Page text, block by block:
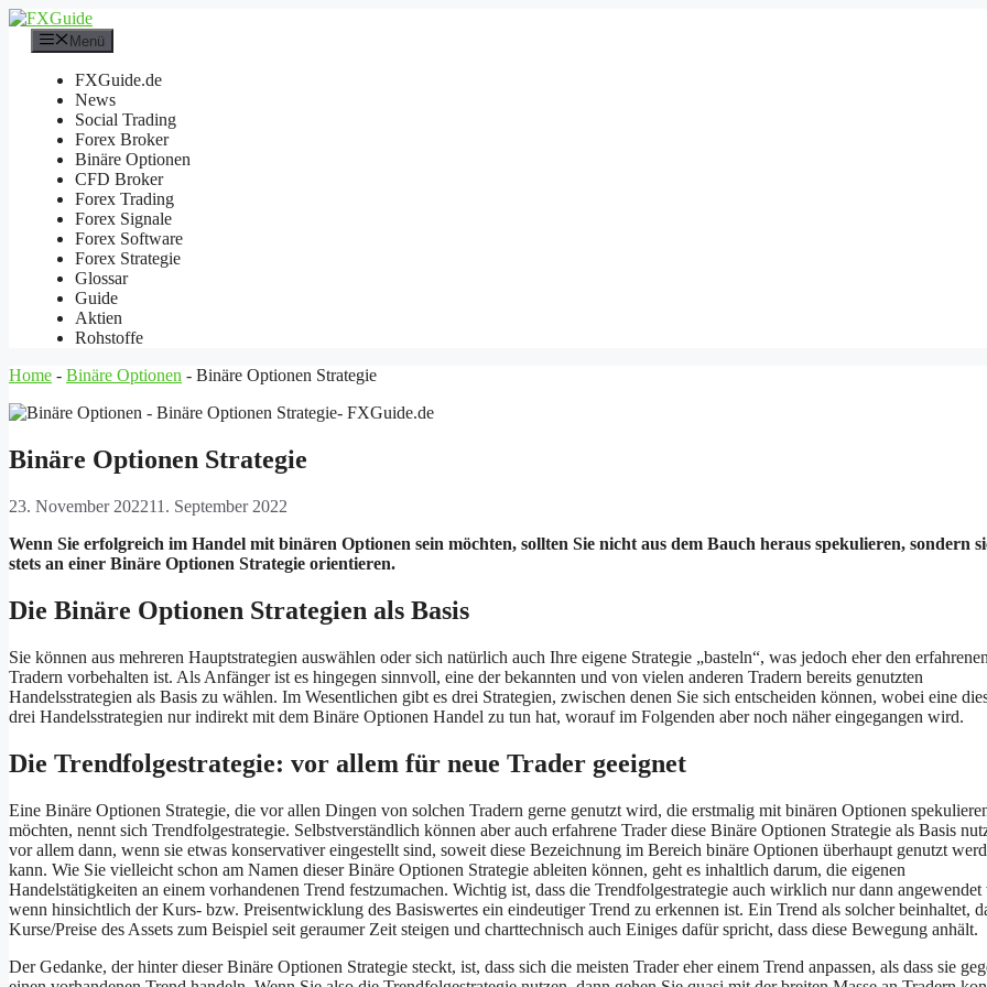
Zum
Inhalt
springen
Menü
FXGuide.de
News
Social Trading
Forex Broker
Binäre Optionen
CFD Broker
Forex Trading
Forex Signale
Forex Software
Forex Strategie
Glossar
Guide
Aktien
Rohstoffe
Home - Binäre Optionen - Binäre Optionen Strategie
Binäre Optionen Strategie
23. November 202211. September 2022
Wenn Sie erfolgreich im Handel mit binären Optionen sein möchten, sollten Sie nicht aus dem Bauch heraus spekulieren, sondern
stets an einer Binäre Optionen Strategie orientieren.
Die Binäre Optionen Strategien als Basis
Sie können aus mehreren Hauptstrategien auswählen oder sich natürlich auch Ihre eigene Strategie „basteln“, was jedoch eher den erfahrenen
Tradern vorbehalten ist. Als Anfänger ist es hingegen sinnvoll, eine der bekannten und von vielen anderen Tradern bereits genutzten
Handelsstrategien als Basis zu wählen. Im Wesentlichen gibt es drei Strategien, zwischen denen Sie sich entscheiden können, wobei eine
drei Handelsstrategien nur indirekt mit dem Binäre Optionen Handel zu tun hat, worauf im Folgenden aber noch näher eingegangen wird.
Die Trendfolgestrategie: vor allem für neue Trader geeignet
Eine Binäre Optionen Strategie, die vor allen Dingen von solchen Tradern gerne genutzt wird, die erstmalig mit binären Optionen
möchten, nennt sich Trendfolgestrategie. Selbstverständlich können aber auch erfahrene Trader diese Binäre Optionen Strategie als Basis
vor allem dann, wenn sie etwas konservativer eingestellt sind, soweit diese Bezeichnung im Bereich binäre Optionen überhaupt genutzt
kann. Wie Sie vielleicht schon am Namen dieser Binäre Optionen Strategie ableiten können, geht es inhaltlich darum, die eigenen
Handelstätigkeiten an einem vorhandenen Trend festzumachen. Wichtig ist, dass die Trendfolgestrategie auch wirklich nur dann
wenn hinsichtlich der Kurs- bzw. Preisentwicklung des Basiswertes ein eindeutiger Trend zu erkennen ist. Ein Trend als solcher beinhaltet,
Kurse/Preise des Assets zum Beispiel seit geraumer Zeit steigen und charttechnisch auch Einiges dafür spricht, dass diese Bewegung anhält.
Der Gedanke, der hinter dieser Binäre Optionen Strategie steckt, ist, dass sich die meisten Trader eher einem Trend anpassen, als dass sie